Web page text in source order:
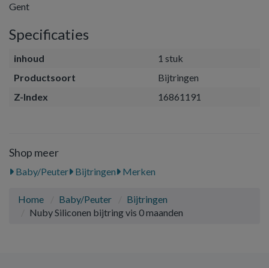
Gent
Specificaties
inhoud
1 stuk
Productsoort
Bijtringen
Z-Index
16861191
Shop meer
Baby/Peuter Bijtringen Merken
Home Baby/Peuter
Bijtringen
Nuby Siliconen bijtring vis 0 maanden